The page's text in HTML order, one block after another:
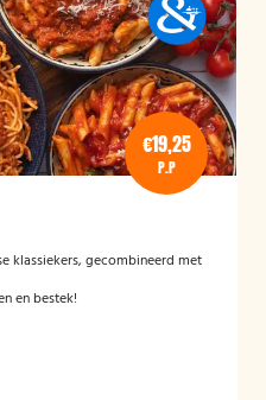
€19,25
P.P
klassiekers, gecombineerd met
en bestek!